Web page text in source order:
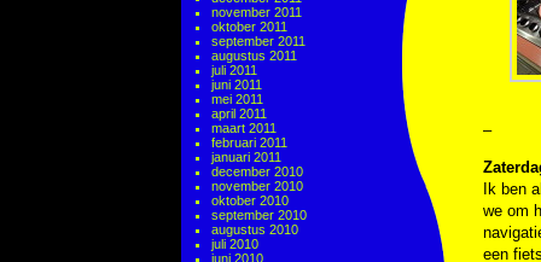
november 2011
oktober 2011
september 2011
augustus 2011
juli 2011
juni 2011
mei 2011
april 2011
maart 2011
februari 2011
januari 2011
december 2010
november 2010
oktober 2010
september 2010
augustus 2010
juli 2010
juni 2010
–
Ik ben
we om
een